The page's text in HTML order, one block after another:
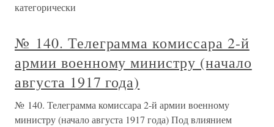
категорически
№ 140. Телеграмма комиссара 2-й
армии военному министру (начало
августа 1917 года)
№ 140. Телеграмма комиссара 2-й армии военному
министру (начало августа 1917 года) Под влиянием